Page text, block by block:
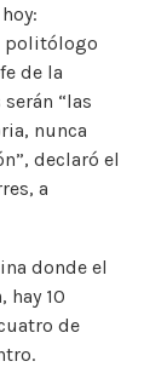
politólogo
de la
“las
nunca
declaró el
a
donde el
10
de